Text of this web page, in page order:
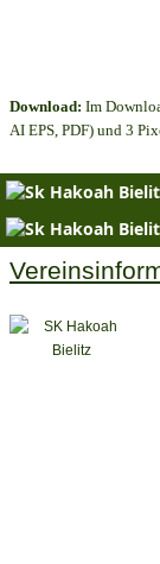
Download: Im
AI EPS, PDF) und 3